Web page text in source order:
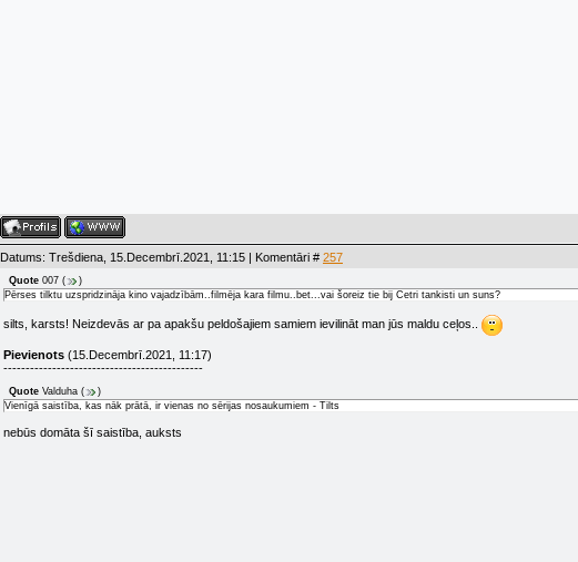
Datums: Trešdiena, 15.Decembrī.2021, 11:15 | Komentāri # 257
Quote 007 (
)
Pērses tilktu uzspridzināja kino vajadzībām..filmēja kara filmu..bet...vai šoreiz tie bij Četri tankisti un suns?
silts, karsts! Neizdevās ar pa apakšu peldošajiem samiem ievilināt man jūs maldu ceļos..
Pievienots (15.Decembrī.2021, 11:17)
---------------------------------------------
Quote Valduha (
)
Vienīgā saistība, kas nāk prātā, ir vienas no sērijas nosaukumiem - Tilts
nebūs domāta šī saistība, auksts